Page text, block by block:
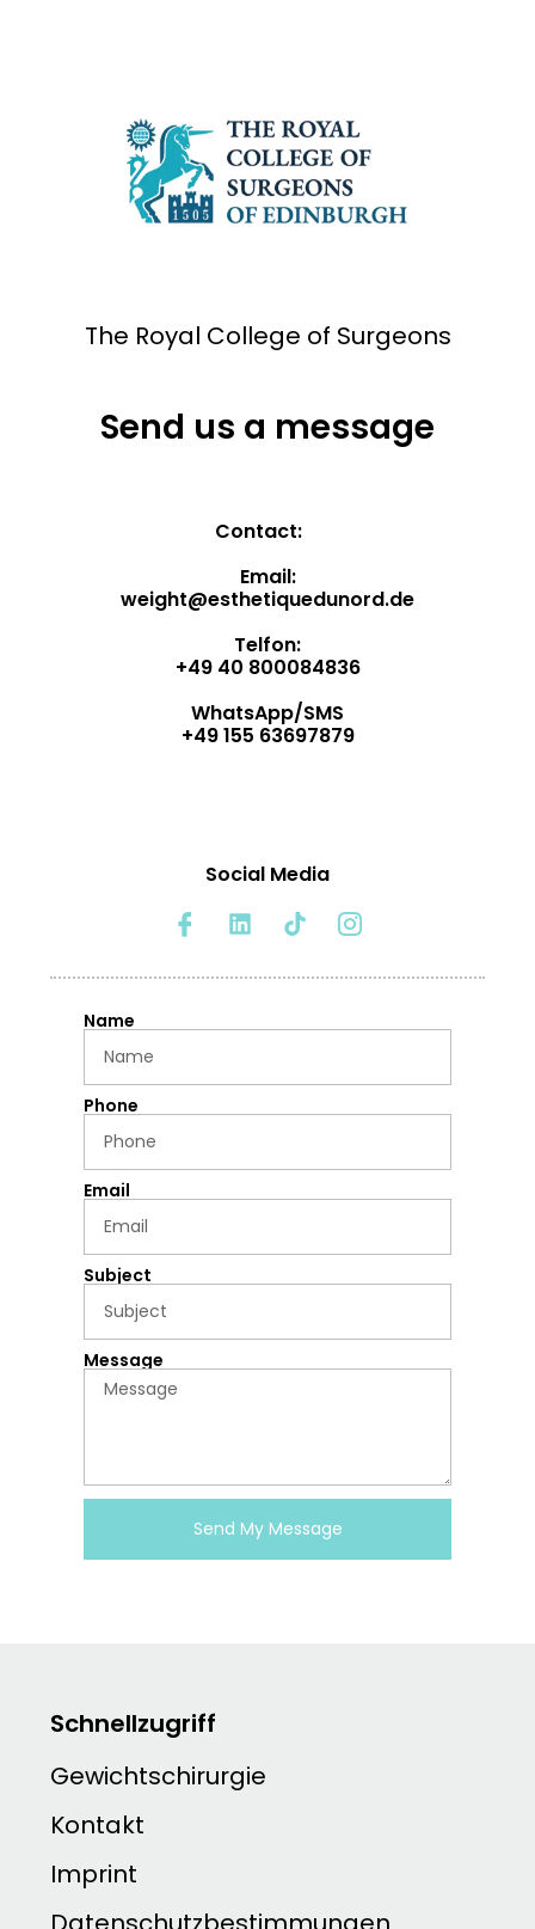
The Royal College of Surgeons
Send us a message
Contact:
Email:
weight@esthetiquedunord.de
Telfon:
+49 40 800084836
WhatsApp/SMS
+49 155 63697879
Social Media
Name
Phone
Email
Subject
Message
Send My Message
Schnellzugriff
Gewichtschirurgie
Kontakt
Imprint